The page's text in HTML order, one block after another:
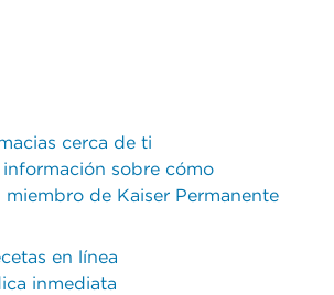
cerca de ti
sobre cómo
miembro de Kaiser Permanente
en línea
inmediata